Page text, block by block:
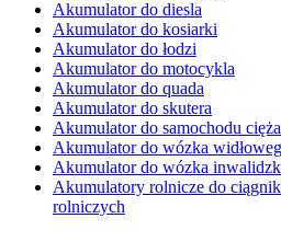
Akumulator do diesla
Akumulator do kosiarki
Akumulator do łodzi
Akumulator do motocykla
Akumulator do quada
Akumulator do skutera
Akumulator do samochodu
Akumulator do wózka
Akumulator do wózka
Akumulatory rolnicze do
rolniczych